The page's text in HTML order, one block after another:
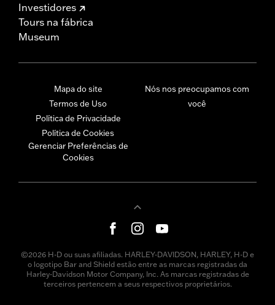
Investidores
Tours na fábrica
Museum
Mapa do site
Termos de Uso
Política de Privacidade
Política de Cookies
Gerenciar Preferências de
Cookies
Nós nos preocupamos com
você
©2026 H-D ou suas afiliadas. HARLEY-DAVIDSON, HARLEY, H-D e
o logotipo Bar and Shield estão entre as marcas registradas da
Harley-Davidson Motor Company, Inc. As marcas registradas de
terceiros pertencem a seus respectivos proprietários.